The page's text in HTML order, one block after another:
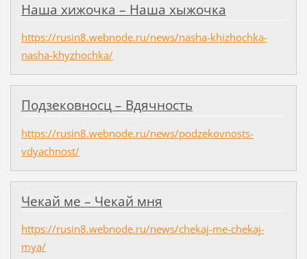
Наша хижочка – Наша хыжочка
https://rusin8.webnode.ru/news/nasha-khizhochka-
nasha-khyzhochka/
Подзековносц – Вдячность
https://rusin8.webnode.ru/news/podzekovnosts-
vdyachnost/
Чекай ме – Чекай мня
https://rusin8.webnode.ru/news/chekaj-me-chekaj-
mya/